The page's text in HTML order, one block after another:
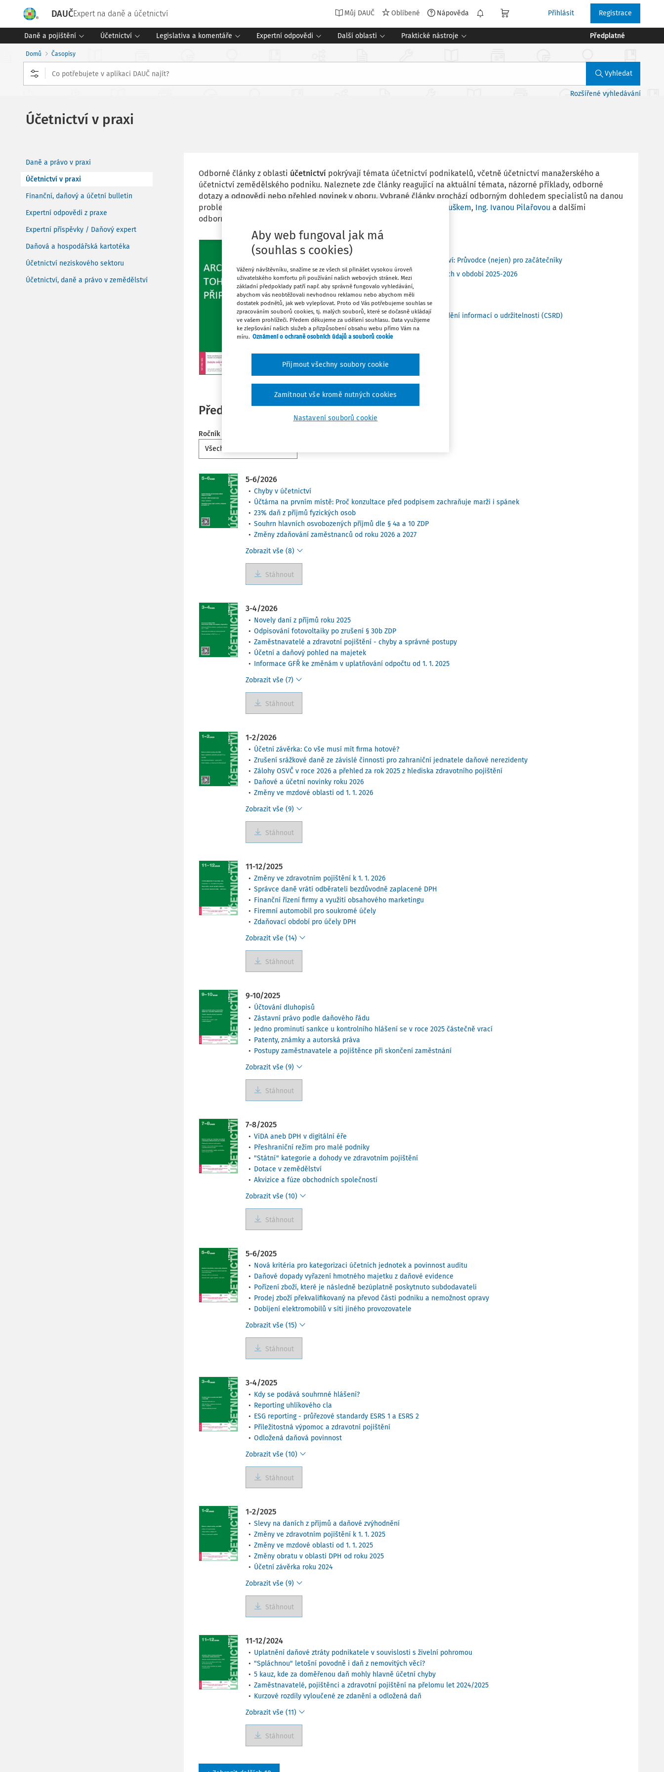
DAUČExpert na daně a účetnictví Můj DAUČ Oblíbené Nápověda Přihlásit Registrace
Daně a pojištění Účetnictví Legislativa a komentáře Expertní odpovědi Další oblasti Praktické nástroje Předplatné
Domů Časopisy
Vyhledat
Rozšířené vyhledávání
Účetnictví v praxi
Daně a právo v praxi
Účetnictví v praxi
Finanční, daňový a účetní bulletin
Expertní odpovědi z praxe
Expertní příspěvky / Daňový expert
Daňová a hospodářská kartotéka
Účetnictví neziskového sektoru
Účetnictví, daně a právo v zemědělství
Odborné články z oblasti účetnictví pokrývají témata účetnictví podnikatelů, včetně účetnictví manažerského a
účetnictví zemědělského podniku. Naleznete zde články reagující na aktuální témata, názorné příklady, odborné
dotazy a odpovědi nebo přehled novinek v oboru. Vybrané články prochází odborným dohledem specialistů na danou
problematiku, spolupracujeme například s
JUDr. Ing. Lubomírem Janouškem, Ing. Ivanou Pilařovou a dalšími
odborníky.
Aktuální číslo - 7-8/2026
Časové rozlišení a dohadné položky v účetnictví: Průvodce (nejen) pro začátečníky
Kryptoměny a kryptoaktiva v účetnictví a daních v období 2025-2026
Opravy účetních chyb v praxi
Nový zákon o účetnictví
Novela zákona o účetnictví s ohledem na uvádění informací o udržitelnosti (CSRD)
Zobrazit vše (9)
Předchozí čísla
Ročník
5-6/2026
Chyby v účetnictví
Účtárna na prvním místě: Proč konzultace před podpisem zachraňuje marži i spánek
23% daň z příjmů fyzických osob
Souhrn hlavních osvobozených příjmů dle § 4a a 10 ZDP
Změny zdaňování zaměstnanců od roku 2026 a 2027
Zobrazit vše (8)
Stáhnout
3-4/2026
Novely daní z příjmů roku 2025
Odpisování fotovoltaiky po zrušení § 30b ZDP
Zaměstnavatelé a zdravotní pojištění - chyby a správné postupy
Účetní a daňový pohled na majetek
Informace GFŘ ke změnám v uplatňování odpočtu od 1. 1. 2025
Zobrazit vše (7)
Stáhnout
1-2/2026
Účetní závěrka: Co vše musí mít firma hotové?
Zrušení srážkové daně ze závislé činnosti pro zahraniční jednatele daňové nerezidenty
Zálohy OSVČ v roce 2026 a přehled za rok 2025 z hlediska zdravotního pojištění
Daňové a účetní novinky roku 2026
Změny ve mzdové oblasti od 1. 1. 2026
Zobrazit vše (9)
Stáhnout
11-12/2025
Změny ve zdravotním pojištění k 1. 1. 2026
Správce daně vrátí odběrateli bezdůvodně zaplacené DPH
Finanční řízení firmy a využití obsahového marketingu
Firemní automobil pro soukromé účely
Zdaňovací období pro účely DPH
Zobrazit vše (14)
Stáhnout
9-10/2025
Účtování dluhopisů
Zástavní právo podle daňového řádu
Jedno prominutí sankce u kontrolního hlášení se v roce 2025 částečně vrací
Patenty, známky a autorská práva
Postupy zaměstnavatele a pojištěnce při skončení zaměstnání
Zobrazit vše (9)
Stáhnout
7-8/2025
ViDA aneb DPH v digitální éře
Přeshraniční režim pro malé podniky
"Státní" kategorie a dohody ve zdravotním pojištění
Dotace v zemědělství
Akvizice a fúze obchodních společností
Zobrazit vše (10)
Stáhnout
5-6/2025
Nová kritéria pro kategorizaci účetních jednotek a povinnost auditu
Daňové dopady vyřazení hmotného majetku z daňové evidence
Pořízení zboží, které je následně bezúplatně poskytnuto subdodavateli
Prodej zboží překvalifikovaný na převod části podniku a nemožnost opravy
Dobíjení elektromobilů v síti jiného provozovatele
Zobrazit vše (15)
Stáhnout
3-4/2025
Kdy se podává souhrnné hlášení?
Reporting uhlíkového cla
ESG reporting - průřezové standardy ESRS 1 a ESRS 2
Příležitostná výpomoc a zdravotní pojištění
Odložená daňová povinnost
Zobrazit vše (10)
Stáhnout
1-2/2025
Slevy na daních z příjmů a daňové zvýhodnění
Změny ve zdravotním pojištění k 1. 1. 2025
Změny ve mzdové oblasti od 1. 1. 2025
Změny obratu v oblasti DPH od roku 2025
Účetní závěrka roku 2024
Zobrazit vše (9)
Stáhnout
11-12/2024
Uplatnění daňové ztráty podnikatele v souvislosti s živelní pohromou
"Spláchnou" letošní povodně i daň z nemovitých věcí?
5 kauz, kde za doměřenou daň mohly hlavně účetní chyby
Zaměstnavatelé, pojištěnci a zdravotní pojištění na přelomu let 2024/2025
Kurzové rozdíly vyloučené ze zdanění a odložená daň
Zobrazit vše (11)
Stáhnout
Aby web fungoval jak má
(souhlas s cookies)
Vážený návštěvníku, snažíme se ze všech sil přinášet vysokou úroveň
uživatelského komfortu při používání našich webových stránek. Mezi
základní předpoklady patří např. aby správně fungovalo vyhledávání,
abychom vás neobtěžovali nevhodnou reklamou nebo abychom měli
dostatek podnětů, jak web vylepšovat. Proto od Vás potřebujeme souhlas se
zpracováním souborů cookies, tj. malých souborů, které se dočasně ukládají
ve vašem prohlížeči. Předem děkujeme za udělení souhlasu. Data využijeme
ke zlepšování našich služeb a přizpůsobení obsahu webu přímo Vám na
míru. Oznámení o ochraně osobních údajů a souborů cookie
Nastavení souborů cookie
Zamítnout vše kromě nutných cookies
Přijmout všechny soubory cookie